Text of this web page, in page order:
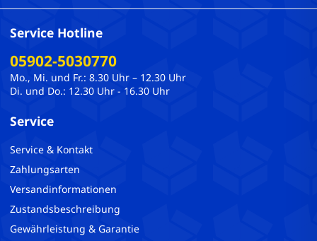
Service Hotline
05902-5030770
Mo., Mi. und Fr.: 8.30 Uhr – 12.30 Uhr
Di. und Do.: 12.30 Uhr - 16.30 Uhr
Service
Service & Kontakt
Zahlungsarten
Versandinformationen
Zustandsbeschreibung
Gewährleistung & Garantie